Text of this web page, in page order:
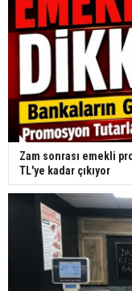
Zam sonrası emekli
TL'ye kadar çıkıyor